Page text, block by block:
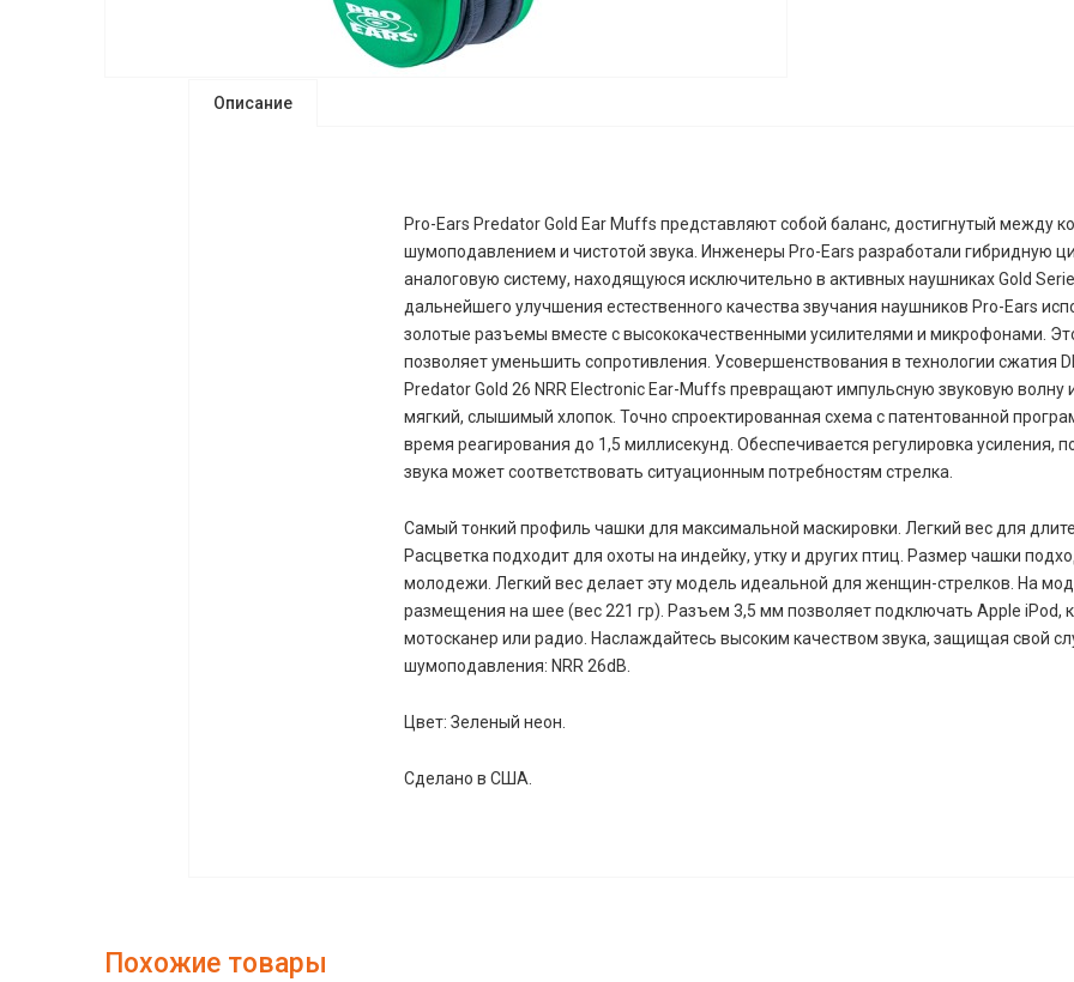
Описание
Pro-Ears Predator Gold Ear Muffs представляют собой баланс, достигнутый между
шумоподавлением и чистотой звука. Инженеры Pro-Ears разработали гибридную
аналоговую систему, находящуюся исключительно в активных наушниках Gold
дальнейшего улучшения естественного качества звучания наушников Pro-Ears
золотые разъемы вместе с высококачественными усилителями и микрофонами.
позволяет уменьшить сопротивления. Усовершенствования в технологии сжатия
Predator Gold 26 NRR Electronic Ear-Muffs превращают импульсную звуковую волну
мягкий, слышимый хлопок. Точно спроектированная схема с патентованной
время реагирования до 1,5 миллисекунд. Обеспечивается регулировка усиления,
звука может соответствовать ситуационным потребностям стрелка.
Самый тонкий профиль чашки для максимальной маскировки. Легкий вес для
Расцветка подходит для охоты на индейку, утку и других птиц. Размер чашки
молодежи. Легкий вес делает эту модель идеальной для женщин-стрелков. На
размещения на шее (вес 221 гр). Разъем 3,5 мм позволяет подключать Apple iPod,
мотосканер или радио. Наслаждайтесь высоким качеством звука, защищая свой
шумоподавления: NRR 26dB.
Цвет: Зеленый неон.
Сделано в США.
Похожие товары